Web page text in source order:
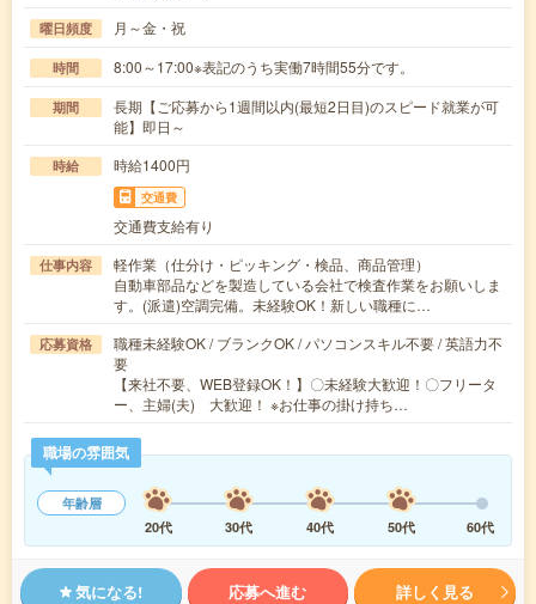
曜日頻度 月～金・祝
時間 8:00～17:00※表記のうち実働7時間55分です。
期間
長期【ご応募から1週間以内(最短2日目)のスピード就業が可
能】即日～
時給 時給1400円
交通費
交通費支給有り
仕事内容
軽作業（仕分け・ピッキング・検品、商品管理）
自動車部品などを製造している会社で検査作業をお願いしま
す。(派遣)空調完備。未経験OK！新しい職種に…
応募資格
職種未経験OK / ブランクOK / パソコンスキル不要 / 英語力不
要
【来社不要、WEB登録OK！】〇未経験大歓迎！〇フリータ
ー、主婦(夫) 大歓迎！ ※お仕事の掛け持ち…
職場の雰囲気
年齢層
20代
30代 40代 50代 60代
気になる! 応募へ進む 詳しく見る